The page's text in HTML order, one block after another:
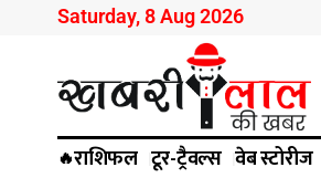
Saturday, 8 Aug 2026
🔥राशिफल टूर-ट्रैवल्स वेब स्टोरीज